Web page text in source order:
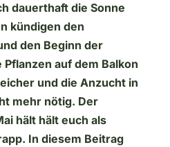
dauerthaft die Sonne
kündigen den
den Beginn der
Pflanzen auf dem Balkon
und die Anzucht in
mehr nötig. Der
hält hält euch als
In diesem Beitrag